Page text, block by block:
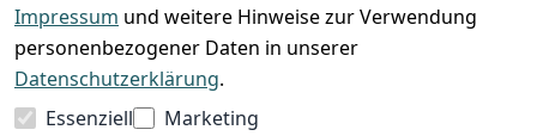
Impressum und weitere Hinweise zur Verwendung
personenbezogener Daten in unserer
Datenschutzerklärung.
Essenziell
Marketing
VORKASSE RECHNUNG